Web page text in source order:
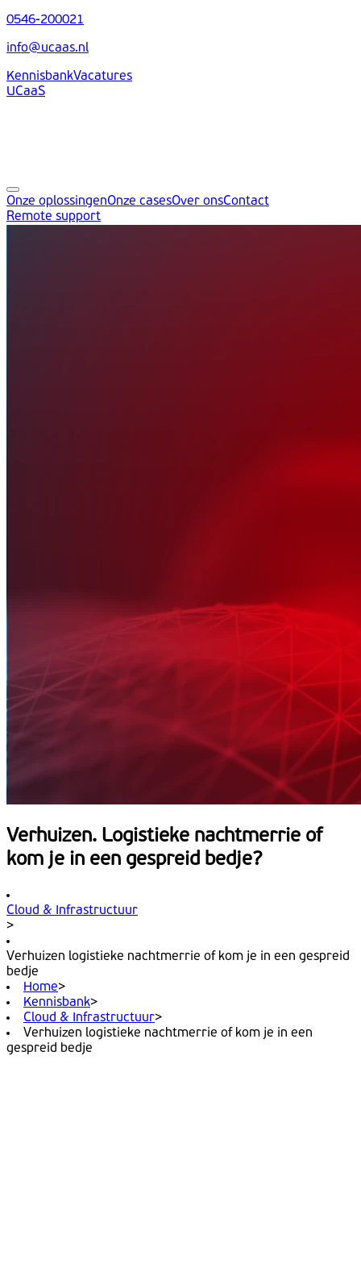
0546-200021
info@ucaas.nl
KennisbankVacatures
UCaaS
Onze oplossingenOnze casesOver onsContact
Remote support
Verhuizen. Logistieke nachtmerrie of
kom je in een gespreid bedje?
Cloud & Infrastructuur
>
Verhuizen logistieke nachtmerrie of kom je in een gespreid
bedje
Home>
Kennisbank>
Cloud & Infrastructuur>
Verhuizen logistieke nachtmerrie of kom je in een
gespreid bedje